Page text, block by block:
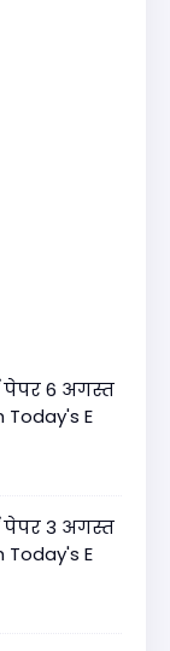
6 अगस्त
Today's E
3 अगस्त
Today's E